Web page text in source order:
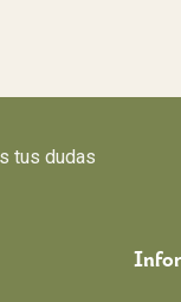
tus dudas